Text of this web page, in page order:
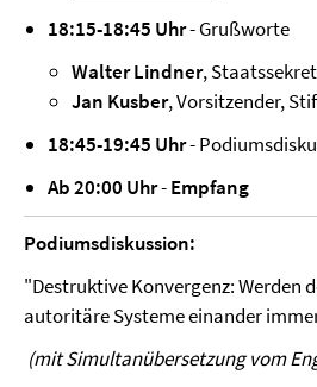
18:15-18:45 Uhr- Grußworte
Walter Lindner,
Jan Kusber, Vorsitzender,
18:45-19:45 Uhr-
Ab 20:00 Uhr-Empfang
Podiumsdiskussion:
"Destruktive Konvergenz: Werden
autoritäre Systeme einander
(mit Simultanübersetzung vom